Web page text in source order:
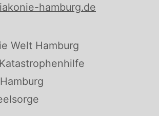
hamburg.de
Welt Hamburg